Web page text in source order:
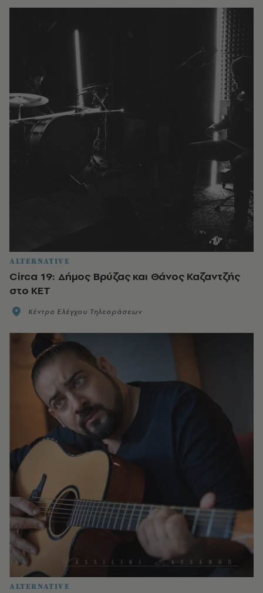
ALTERNATIVE
Circa 19: Δήμος Βρύζας και Θάνος Καζαντζής
στο ΚΕΤ
Κέντρο Ελέγχου Τηλεοράσεων
ALTERNATIVE